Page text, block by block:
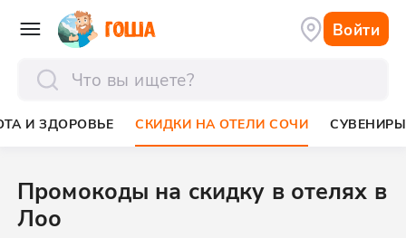
Войти
И ЗДОРОВЬЕ СКИДКИ НА ОТЕЛИ СОЧИ СУВЕНИРЫ
Промокоды на скидку в отелях в
Лоо